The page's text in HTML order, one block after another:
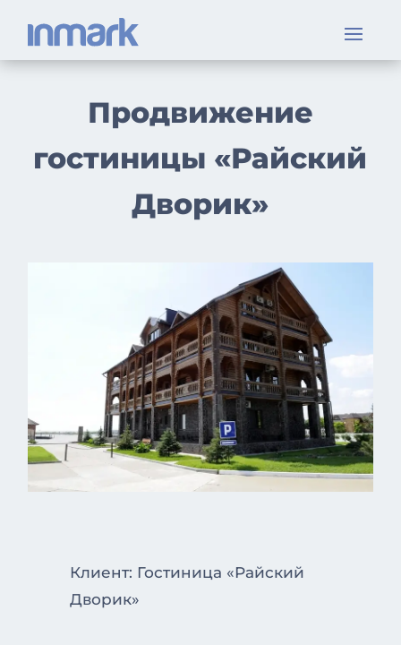
Продвижение
гостиницы «Райский
Дворик»
Клиент: Гостиница «Райский
Дворик»